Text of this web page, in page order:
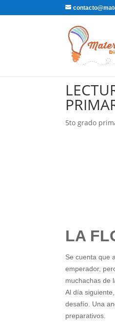
5to grado
LA
Se cuenta que
emperador,
muchachas de
Al día
desafío. Una
preparativos.